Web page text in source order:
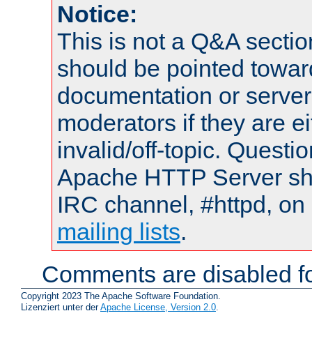
Notice:
This is not a Q&A
should be pointed
documentation or
moderators if they are
invalid/off-topic.
Apache HTTP Server
IRC channel, #httpd,
mailing lists.
Comments are disabled
Copyright 2023 The Apache Software Foundation.
Lizenziert unter derApache License, Version 2.0